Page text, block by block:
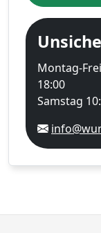
Montag-
18:00
Samstag